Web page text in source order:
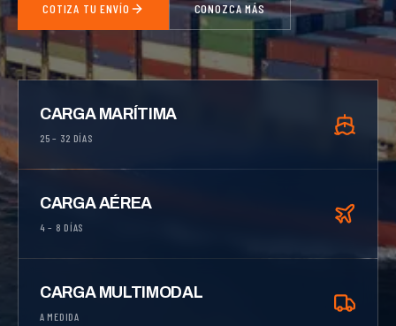
COTIZA TU ENVÍO CONOZCA MÁS
CARGA MARÍTIMA
25 – 32 DÍAS
CARGA AÉREA
4 – 8 DÍAS
CARGA MULTIMODAL
A MEDIDA